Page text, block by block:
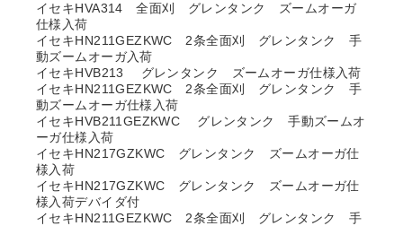
イセキHVA314 全面刈 グレンタンク ズームオーガ
仕様入荷
イセキHN211GEZKWC 2条全面刈 グレンタンク 手
動ズームオーガ入荷
イセキHVB213 グレンタンク ズームオーガ仕様入荷
イセキHN211GEZKWC 2条全面刈 グレンタンク 手
動ズームオーガ仕様入荷
イセキHVB211GEZKWC グレンタンク 手動ズームオ
ーガ仕様入荷
イセキHN217GZKWC グレンタンク ズームオーガ仕
様入荷
イセキHN217GZKWC グレンタンク ズームオーガ仕
様入荷デバイダ付
イセキHN211GEZKWC 2条全面刈 グレンタンク 手